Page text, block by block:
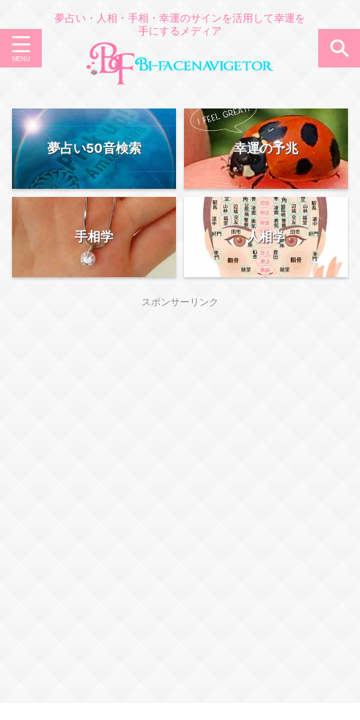
夢占い・人相・手相・幸運のサインを活用して幸運を
手にするメディア
夢占い50音検索 幸運の予兆
手相学 人相学
スポンサーリンク